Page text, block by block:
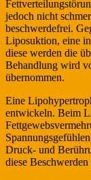
jedoch nicht
beschwerdefrei.
Liposuktion, eine
diese werden die
Behandlung wird
übernommen.
Eine
entwickeln. Beim
Druck- und
diese